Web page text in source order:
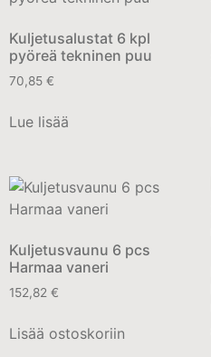
Kuljetusalustat 6 kpl
pyöreä tekninen puu
70,85 €
Lue lisää
Kuljetusvaunu 6 pcs
Harmaa vaneri
152,82 €
Lisää ostoskoriin